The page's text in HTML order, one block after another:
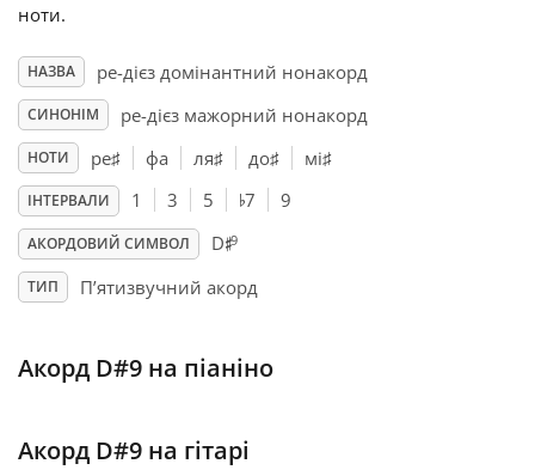
Español
Français
한국어
हिन्दी
Italiano
ноти.
НАЗВА ре-дієз домінантний нонакорд
СИНОНІМ ре-дієз мажорний нонакорд
НОТИ ре♯ фа ля♯ до♯ мі♯
ІНТЕРВАЛИ 1 3 5 ♭7 9
АКОРДОВИЙ СИМВОЛ D♯9
ТИП П’ятизвучний акорд
Акорд D#9 на піаніно
Акорд D#9 на гітарі